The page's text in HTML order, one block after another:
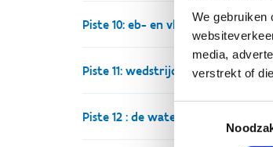
We gebruiken
media,
verstrekt of
buiten zand + water
Piste 10: eb- en vloedpiste op
buiten zand (Mettet) 110 x
Piste 11: wedstrijdpiste op
buiten zand (Mettet) en geopad
Piste 12 : de waterpartij